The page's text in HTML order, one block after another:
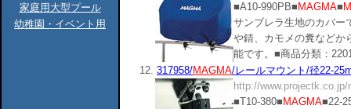
家庭用大型プール
幼稚園・イベント用
■A10-990PB■ MAGMA■
サンブレラ生地のカバー
や錆、カモメの糞などか
能です。■商品分類：
12. 317958/MAGMA/レールマウント/径22-
http://
■T10-380■ MAGMA■22-